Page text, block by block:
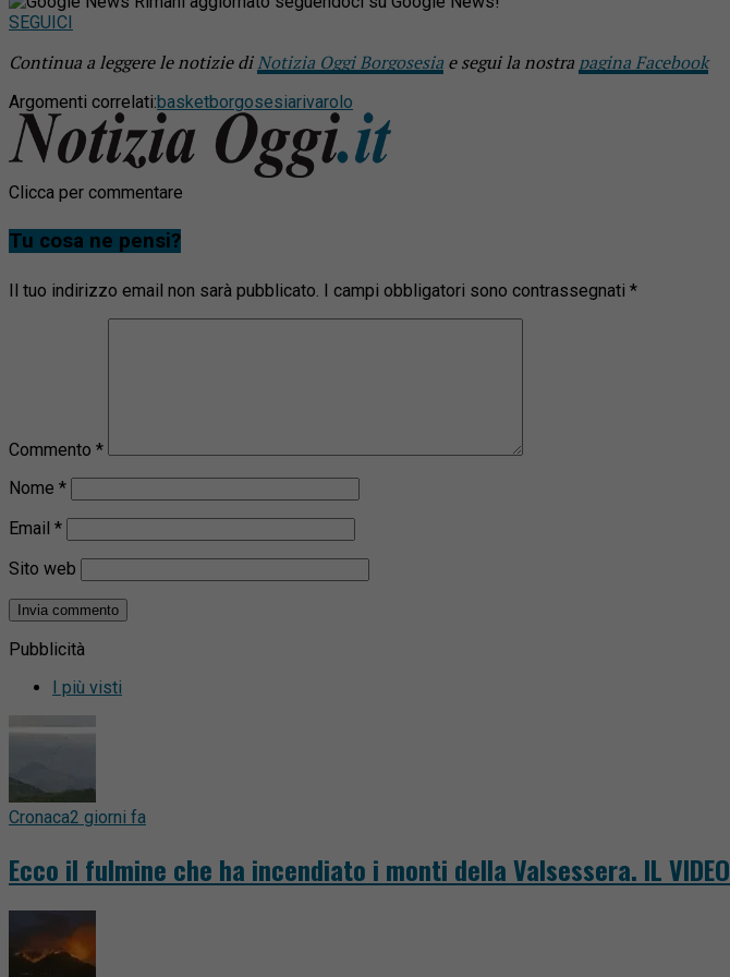
SEGUICI
Continua a leggere le notizie diNotizia Oggi Borgosesia e segui la nostra pagina Facebook
Argomenti correlati:basketborgosesiarivarolo
Clicca per commentare
Tu cosa ne pensi?
Il tuo indirizzo email non sarà pubblicato. I campi obbligatori sono contrassegnati *
Commento *
Nome *
Email *
Sito web
Pubblicità
I più visti
Cronaca2 giorni fa
Ecco il fulmine che ha incendiato i monti della Valsessera. IL VIDEO